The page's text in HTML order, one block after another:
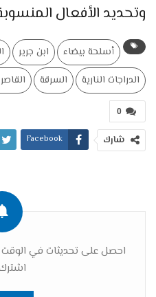
وتحديد الأفعال
أسلحة بيضاء ابن جرير
الدراجات النارية
السرقة
0
شارك Facebook
احصل على تحديثات في